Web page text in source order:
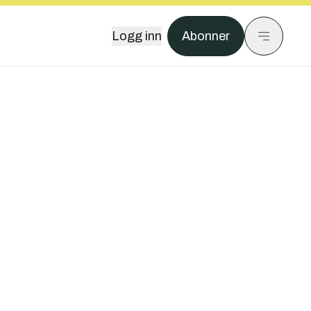
Logg inn Abonner